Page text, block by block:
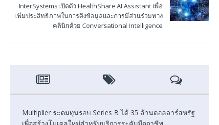
InterSystems เปิดตัว HealthShare AI Assistant เพื่อ
เพิ่มประสิทธิภาพในการดึงข้อมูลและการมีส่วนร่วมทาง
คลินิกด้วย Conversational Intelligence
Multiplier ระดมทุนรอบ Series B ได้ 35 ล้านดอลลาร์สหรัฐ